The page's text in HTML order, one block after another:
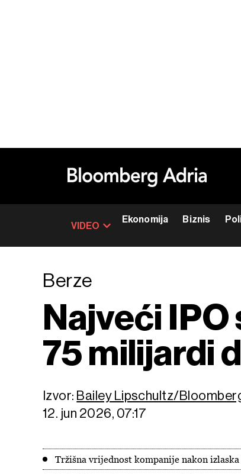
VIDEO
Ekonomija Biznis
Berze
Najveći
75 milijardi
Izvor: Bailey Lipschultz/
12. jun 2026, 07:17
Tržišna vrijednost kompanije nakon